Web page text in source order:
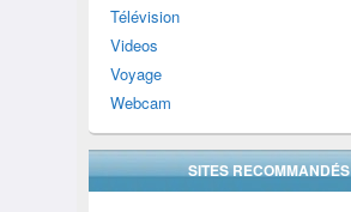
Télévision
Videos
Voyage
Webcam
SITES RECOMMANDÉS